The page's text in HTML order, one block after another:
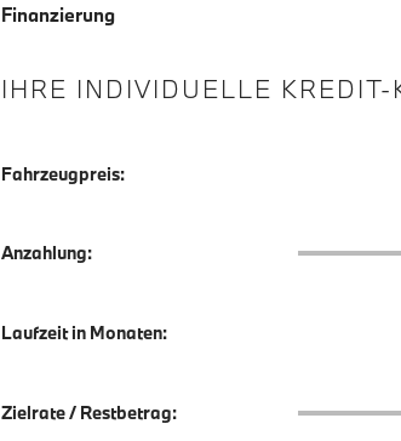
Finanzierung
IHRE INDIVIDUELLE KREDIT-
Fahrzeugpreis:
Anzahlung: Anzahlung
Laufzeit in Monaten:
Zielrate / Restbetrag: Zielrate /